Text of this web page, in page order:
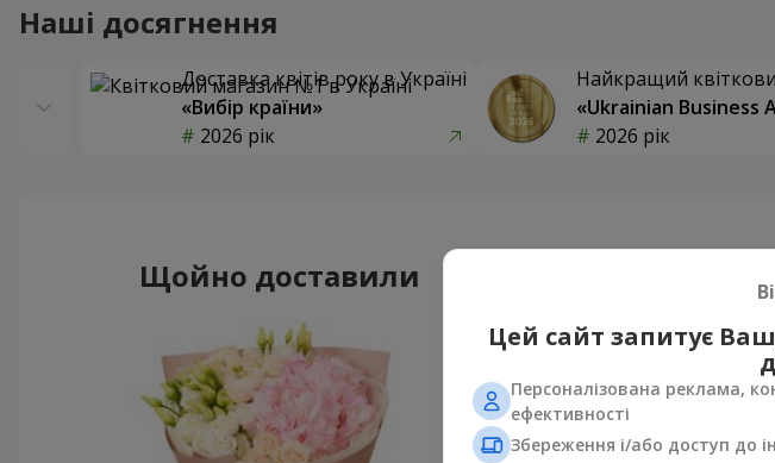
Наші досягнення
Доставка квітів року в Україні
«Вибір країни»
2026 рік
Найкращий
«Ukrainian Business
2026 рік
Щойно доставили
Цей сайт запитує
Персоналізована реклама,
ефективності
Збереження і/або доступ до